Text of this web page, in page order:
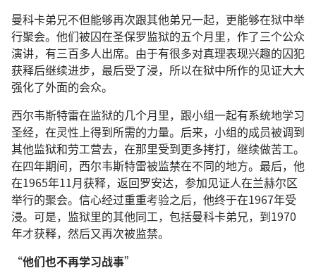
曼科卡弟兄不但能够再次跟其他弟兄一起，更能够在狱中举
行聚会。他们被囚在圣保罗监狱的五个月里，作了三个公众
演讲，有三百多人出席。由于有很多对真理表现兴趣的囚犯
获释后继续进步，最后受了浸，所以在狱中所作的见证大大
强化了外面的会众。
西尔韦斯特雷在监狱的几个月里，跟小组一起有系统地学习
圣经，在灵性上得到所需的力量。后来，小组的成员被调到
其他监狱和劳工营去，在那里受到更多拷打，继续做苦工。
在四年期间，西尔韦斯特雷被监禁在不同的地方。最后，他
在1965年11月获释，返回罗安达，参加见证人在兰赫尔区
举行的聚会。信心经过重重考验之后，他终于在1967年受
浸。可是，监狱里的其他同工，包括曼科卡弟兄，到1970
年才获释，然后又再次被监禁。
“他们也不再学习战事”